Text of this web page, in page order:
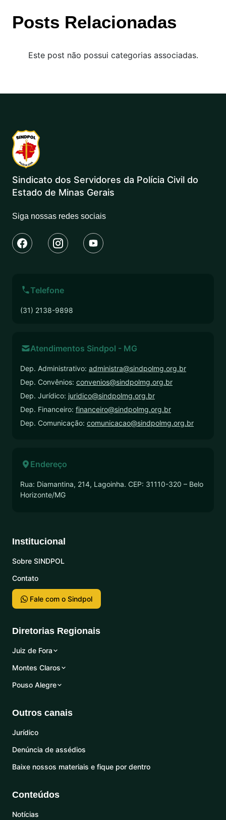
Posts Relacionadas
Este post não possui categorias associadas.
Sindicato dos Servidores da Polícia Civil do
Estado de Minas Gerais
Siga nossas redes sociais
Telefone
(31) 2138-9898
Atendimentos Sindpol - MG
Dep. Administrativo: administra@sindpolmg.org.br
Dep. Convênios: convenios@sindpolmg.org.br
Dep. Jurídico: juridico@sindpolmg.org.br
Dep. Financeiro: financeiro@sindpolmg.org.br
Dep. Comunicação: comunicacao@sindpolmg.org.br
Endereço
Rua: Diamantina, 214, Lagoinha. CEP: 31110-320 – Belo
Horizonte/MG
Institucional
Sobre SINDPOL
Contato
Fale com o Sindpol
Diretorias Regionais
Juiz de Fora
Montes Claros
Pouso Alegre
Outros canais
Jurídico
Denúncia de assédios
Baixe nossos materiais e fique por dentro
Conteúdos
Notícias